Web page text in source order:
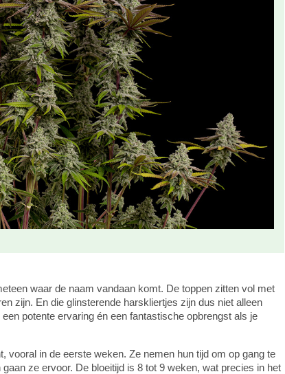
waar de naam vandaan komt. De toppen zitten vol met
zijn. En die glinsterende harskliertjes zijn dus niet alleen
potente ervaring én een fantastische opbrengst als je
vooral in de eerste weken. Ze nemen hun tijd om op gang te
ze ervoor. De bloeitijd is 8 tot 9 weken, wat precies in het